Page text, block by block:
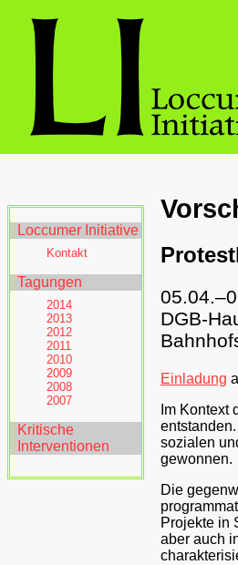
Loccumer Initiative
Kontakt
Tagungen
2014
2013
2012
2011
2010
2009
2008
2007
Kritische
Interventionen
DGB-
Einladung
Im
sozialen
gewonnen.
Die
Projekte in
aber auch